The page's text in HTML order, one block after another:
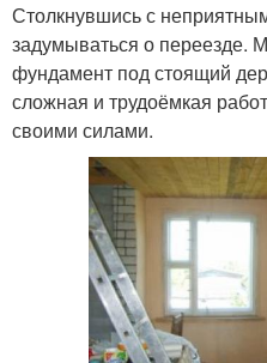
Столкнувшись с
задумываться о переезде.
фундамент под стоящий
сложная и трудоёмкая
своими силами.